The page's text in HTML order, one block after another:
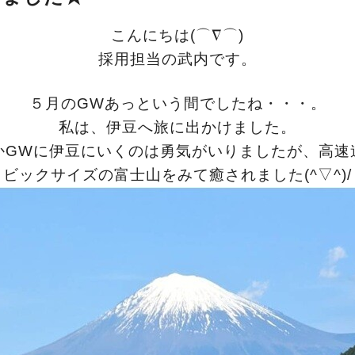
こんにちは(⌒∇⌒)
採用担当の武内です。
５月のGWあっという間でしたね・・・。
私は、伊豆へ旅に出かけました。
GWに伊豆にいくのは勇気がいりましたが、高速
ビックサイズの富士山をみて癒されました(^▽^)/